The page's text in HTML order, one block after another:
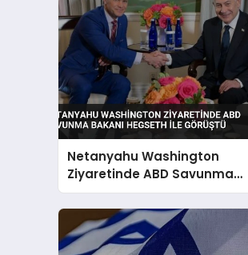
Netanyahu Washington
Ziyaretinde ABD Savunma
Bakanı Hegseth ile Görüştü